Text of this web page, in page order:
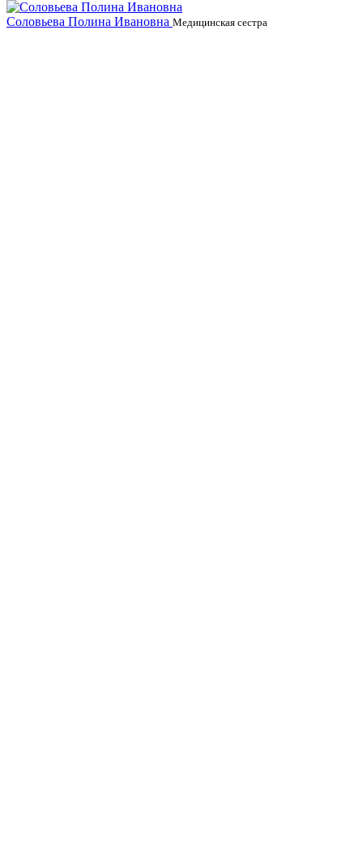
Соловьева Полина Ивановна Медицинская сестра